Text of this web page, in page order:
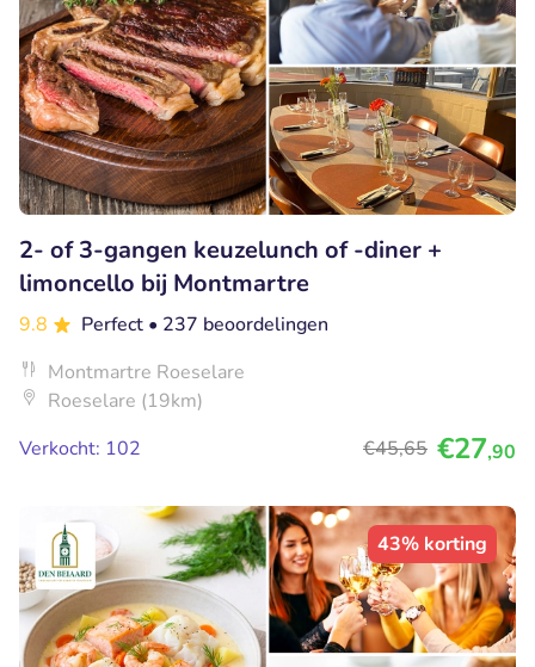
2- of 3-gangen keuzelunch of -diner +
limoncello bij Montmartre
9.8 Perfect • 237 beoordelingen
Montmartre Roeselare
Roeselare (19km)
Verkocht: 102
€45,65 €27,90
43% korting